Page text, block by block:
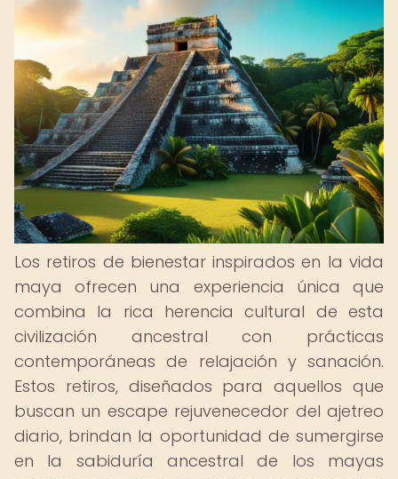
Los retiros de bienestar inspirados en la vida
maya ofrecen una experiencia única que
combina la rica herencia cultural de esta
civilización ancestral con prácticas
contemporáneas de relajación y sanación.
Estos retiros, diseñados para aquellos que
buscan un escape rejuvenecedor del ajetreo
diario, brindan la oportunidad de sumergirse
en la sabiduría ancestral de los mayas